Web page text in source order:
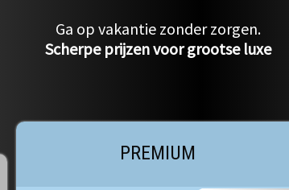
Ga op vakantie zonder zorgen.
Scherpe prijzen voor grootse luxe
PREMIUM